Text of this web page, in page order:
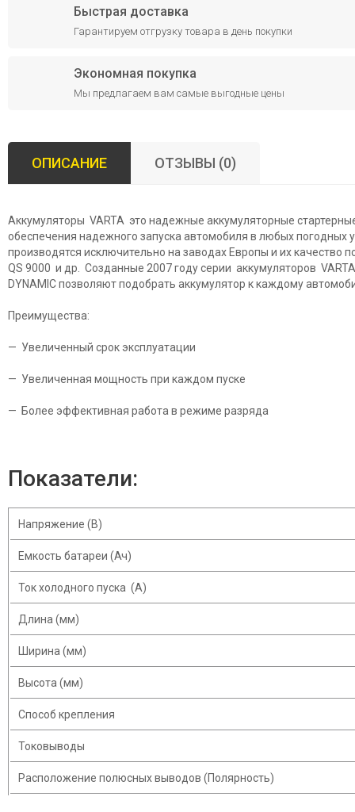
Быстрая доставка
Гарантируем отгрузку товара в день покупки
Экономная покупка
Мы предлагаем вам самые выгодные цены
ОПИСАНИЕ ОТЗЫВЫ (0)
Аккумуляторы VARTA это надежные аккумуляторные
обеспечения надежного запуска автомобиля в любых погодных
производятся исключительно на заводах Европы и их качество
QS 9000 и др. Созданные 2007 году серии аккумуляторов VARTA
DYNAMIC позволяют подобрать аккумулятор к каждому
Преимущества:
— Увеличенный срок эксплуатации
— Увеличенная мощность при каждом пуске
— Более эффективная работа в режиме разряда
Показатели:
Напряжение (В)
Емкость батареи (Ач)
Ток холодного пуска (A)
Длина (мм)
Ширина (мм)
Высота (мм)
Способ крепления
Токовыводы
Расположение полюсных выводов (Полярность)